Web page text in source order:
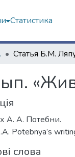
Статистика
А. А. Потебни.
Potebnya’s
слова